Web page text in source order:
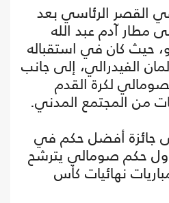
القصر الرئاسي بعد
آدم عبد الله
حيث كان في استقباله
الفيدرالي، إلى جانب
لكرة القدم
من المجتمع المدني.
جائزة أفضل حكم في
لعام 2025، أول حكم صومالي يترشح
نهائيات كأس